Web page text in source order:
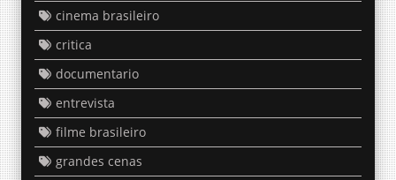
cinema brasileiro
critica
documentario
entrevista
filme brasileiro
grandes cenas